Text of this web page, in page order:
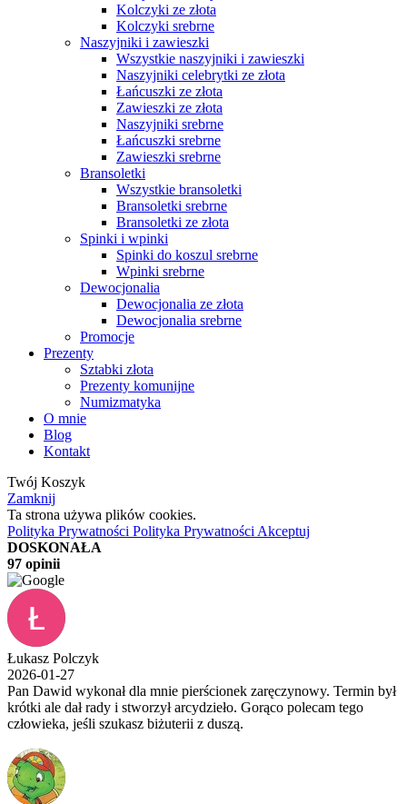
Kolczyki ze złota
Kolczyki srebrne
Naszyjniki i zawieszki
Wszystkie naszyjniki i zawieszki
Naszyjniki celebrytki ze złota
Łańcuszki ze złota
Zawieszki ze złota
Naszyjniki srebrne
Łańcuszki srebrne
Zawieszki srebrne
Bransoletki
Wszystkie bransoletki
Bransoletki srebrne
Bransoletki ze złota
Spinki i wpinki
Spinki do koszul srebrne
Wpinki srebrne
Dewocjonalia
Dewocjonalia ze złota
Dewocjonalia srebrne
Promocje
Prezenty
Sztabki złota
Prezenty komunijne
Numizmatyka
O mnie
Blog
Kontakt
Twój Koszyk
Zamknij
Ta strona używa plików cookies.
Polityka Prywatności Polityka Prywatności Akceptuj
DOSKONAŁA
97 opinii
Łukasz Polczyk
2026-01-27
Pan Dawid wykonał dla mnie pierścionek zaręczynowy. Termin był
krótki ale dał rady i stworzył arcydzieło. Gorąco polecam tego
człowieka, jeśli szukasz biżuterii z duszą.